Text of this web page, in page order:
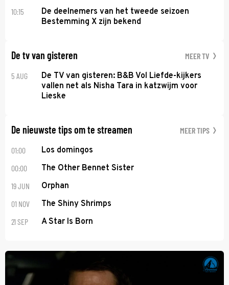
10:15
De deelnemers van het tweede seizoen
Bestemming X zijn bekend
De tv van gisteren MEER TV
5 AUG
De TV van gisteren: B&B Vol Liefde-kijkers
vallen net als Nisha Tara in katzwijm voor
Lieske
De nieuwste tips om te streamen MEER TIPS
01:00 Los domingos
00:00 The Other Bennet Sister
19 JUN Orphan
01 NOV The Shiny Shrimps
21 SEP A Star Is Born